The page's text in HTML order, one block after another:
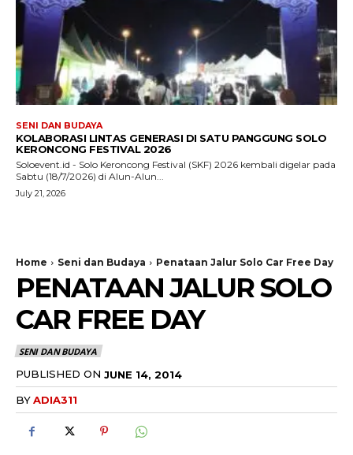
SENI DAN BUDAYA
KOLABORASI LINTAS GENERASI DI SATU PANGGUNG SOLO
KERONCONG FESTIVAL 2026
Soloevent.id - Solo Keroncong Festival (SKF) 2026 kembali digelar pada
Sabtu (18/7/2026) di Alun-Alun...
July 21, 2026